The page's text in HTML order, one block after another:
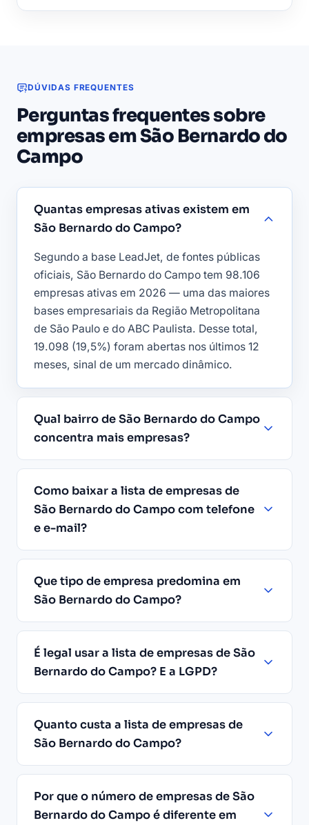
DÚVIDAS FREQUENTES
Perguntas frequentes sobre
empresas em São Bernardo do
Campo
Quantas empresas ativas existem em
São Bernardo do Campo?
Segundo a base LeadJet, de fontes públicas
oficiais, São Bernardo do Campo tem 98.106
empresas ativas em 2026 — uma das maiores
bases empresariais da Região Metropolitana
de São Paulo e do ABC Paulista. Desse total,
19.098 (19,5%) foram abertas nos últimos 12
meses, sinal de um mercado dinâmico.
Qual bairro de São Bernardo do Campo
concentra mais empresas?
Como baixar a lista de empresas de
São Bernardo do Campo com telefone
e e-mail?
Que tipo de empresa predomina em
São Bernardo do Campo?
É legal usar a lista de empresas de São
Bernardo do Campo? E a LGPD?
Quanto custa a lista de empresas de
São Bernardo do Campo?
Por que o número de empresas de São
Bernardo do Campo é diferente em